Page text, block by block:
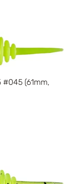
(61mm,